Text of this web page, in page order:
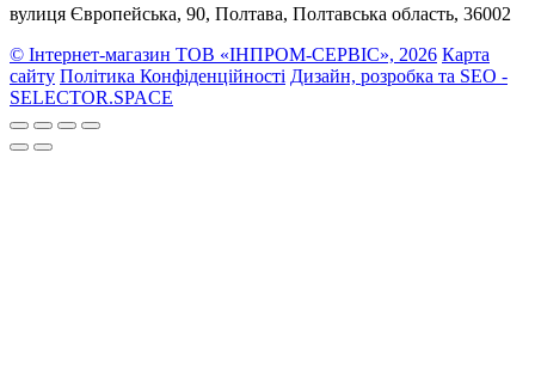
вулиця Європейська, 90, Полтава, Полтавська область, 36002
© Інтернет-магазин ТОВ «ІНПРОМ-СЕРВІС», 2026 Карта
сайту Політика Конфіденційності Дизайн, розробка та SEO -
SELECTOR.SPACE